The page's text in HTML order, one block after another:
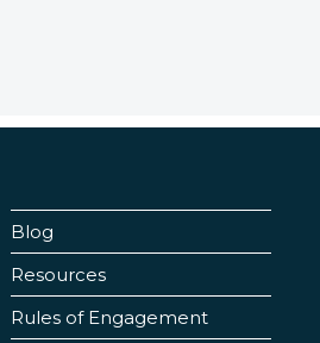
Blog
Resources
Rules of Engagement